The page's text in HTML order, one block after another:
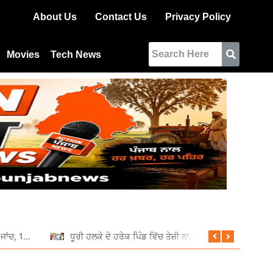
About Us Contact Us Privacy Policy
Movies Tech News
ਆਰਟੀਓ ਵੱਲੋਂ ਵਿਸ਼ੇਸ਼ ਰਾਤਰੀ ਜਾਂਚ, 11 ਵਾਹਨਾਂ ਦੇ ਕੱਟੇ ਚਲਾਨ